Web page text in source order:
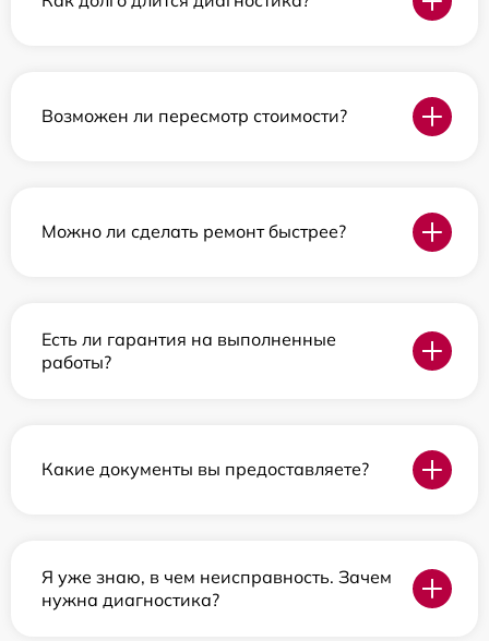
Возможен ли пересмотр стоимости?
Можно ли сделать ремонт быстрее?
Есть ли гарантия на выполненные
работы?
Какие документы вы предоставляете?
Я уже знаю, в чем неисправность. Зачем
нужна диагностика?